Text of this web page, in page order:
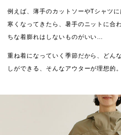
例えば、薄手のカットソーやTシャツ
寒くなってきたら、暑手のニットに合
ちな着膨れはしないものがいい…
重ね着になっていく季節だから、どん
しができる、そんなアウターが理想的。